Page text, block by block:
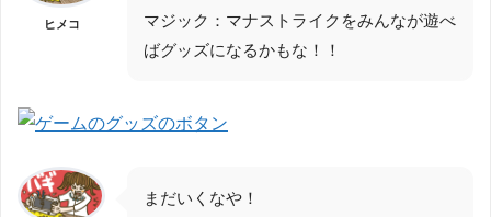
ヒメコ
マジック：マナストライクをみんなが遊べ
ばグッズになるかもな！！
まだいくなや！